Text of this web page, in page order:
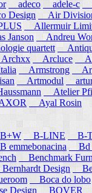
adeco adele-c
Design Air
Allermuir
Janson Andreu
quartett
Arcluce
Armstrong
Artmodul
Atelier
Ayal Rosin
B-LINE B-T
emmebonacina Bd
Benchmark
Design
Boca do lobo
Design BOVER